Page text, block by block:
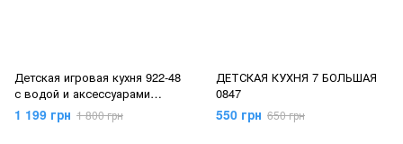
Детская игровая кухня 922-48
с водой и аксессуарами
Голубая
1 199 грн 1 800 грн
ДЕТСКАЯ КУХНЯ 7 БОЛЬШАЯ
0847
550 грн 650 грн